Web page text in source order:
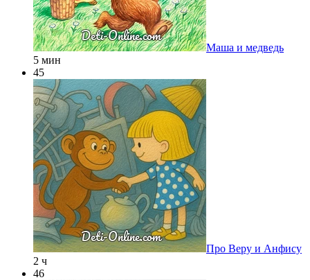
Маша и медведь
5 мин
45
Про Веру и Анфису
2 ч
46